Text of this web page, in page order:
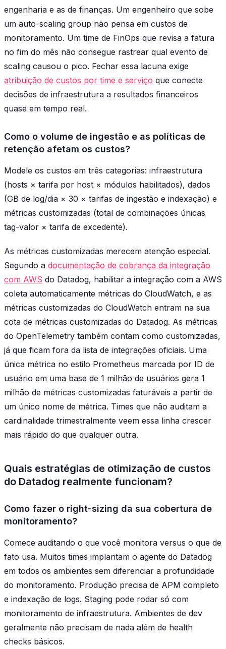
engenharia e as de finanças. Um engenheiro que sobe
um auto-scaling group não pensa em custos de
monitoramento. Um time de FinOps que revisa a fatura
no fim do mês não consegue rastrear qual evento de
scaling causou o pico. Fechar essa lacuna exige
atribuição de custos por time e serviço que conecte
decisões de infraestrutura a resultados financeiros
quase em tempo real.
Como o volume de ingestão e as políticas de
retenção afetam os custos?
Modele os custos em três categorias: infraestrutura
(hosts × tarifa por host × módulos habilitados), dados
(GB de log/dia × 30 × tarifas de ingestão e indexação) e
métricas customizadas (total de combinações únicas
tag-valor × tarifa de excedente).
As métricas customizadas merecem atenção especial.
Segundo a documentação de cobrança da integração
com AWS do Datadog, habilitar a integração com a AWS
coleta automaticamente métricas do CloudWatch, e as
métricas customizadas do CloudWatch entram na sua
cota de métricas customizadas do Datadog. As métricas
do OpenTelemetry também contam como customizadas,
já que ficam fora da lista de integrações oficiais. Uma
única métrica no estilo Prometheus marcada por ID de
usuário em uma base de 1 milhão de usuários gera 1
milhão de métricas customizadas faturáveis a partir de
um único nome de métrica. Times que não auditam a
cardinalidade trimestralmente veem essa linha crescer
mais rápido do que qualquer outra.
Quais estratégias de otimização de custos
do Datadog realmente funcionam?
Como fazer o right-sizing da sua cobertura de
monitoramento?
Comece auditando o que você monitora versus o que de
fato usa. Muitos times implantam o agente do Datadog
em todos os ambientes sem diferenciar a profundidade
do monitoramento. Produção precisa de APM completo
e indexação de logs. Staging pode rodar só com
monitoramento de infraestrutura. Ambientes de dev
geralmente não precisam de nada além de health
checks básicos.